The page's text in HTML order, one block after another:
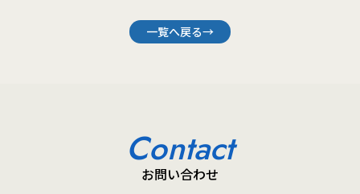
一覧へ戻る→
Contact
お問い合わせ